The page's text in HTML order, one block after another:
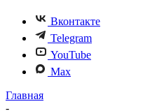
Вконтакте
Telegram
YouTube
Max
Главная
-